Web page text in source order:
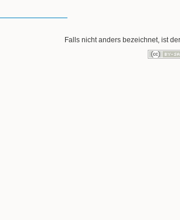
Falls nicht anders bezeichnet, ist